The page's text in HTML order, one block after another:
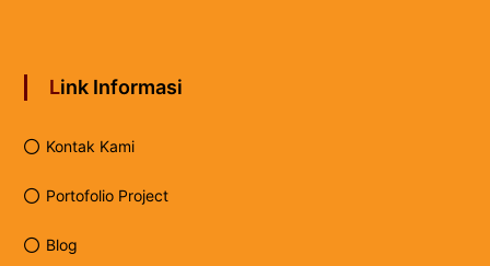
Link Informasi
Kontak Kami
Portofolio Project
Blog